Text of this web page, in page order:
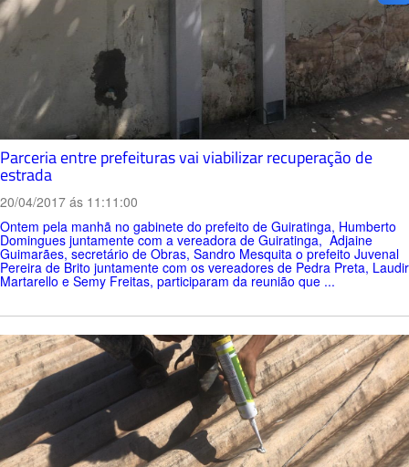
Parceria entre prefeituras vai viabilizar recuperação de
estrada
20/04/2017 ás 11:11:00
Ontem pela manhã no gabinete do prefeito de Guiratinga, Humberto
Domingues juntamente com a vereadora de Guiratinga, Adjaine
Guimarães, secretário de Obras, Sandro Mesquita o prefeito Juvenal
Pereira de Brito juntamente com os vereadores de Pedra Preta, Laudir
Martarello e Semy Freitas, participaram da reunião que ...